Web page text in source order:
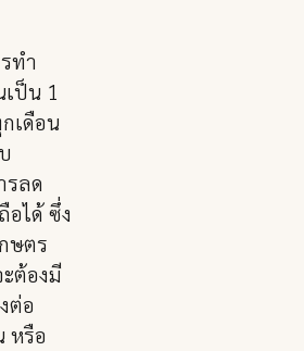
ทำ
ป็น 1
เดือน
รลด
ได้ ซึ่ง
ษตร
ต้องมี
ต่อ
หรือ